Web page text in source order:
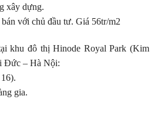
xây dựng.
với chủ đầu tư. Giá 56tr/m2
khu đô thị Hinode Royal Park (Kim
Đức – Hà Nội:
gia.